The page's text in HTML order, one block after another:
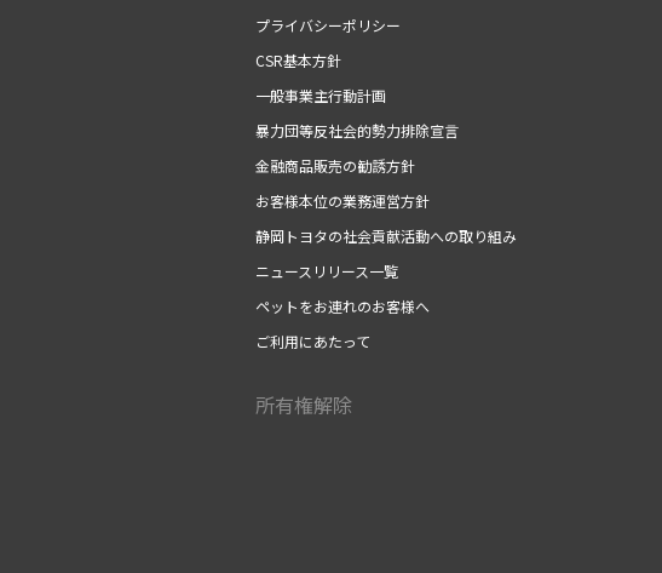
プライバシーポリシー
CSR基本方針
一般事業主行動計画
暴力団等反社会的勢力排除宣言
金融商品販売の勧誘方針
お客様本位の業務運営方針
静岡トヨタの社会貢献活動への取り組み
ニュースリリース一覧
ペットをお連れのお客様へ
ご利用にあたって
所有権解除